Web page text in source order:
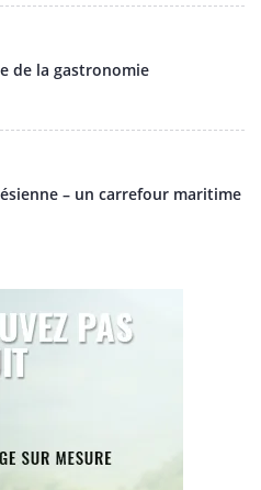
de la gastronomie
– un carrefour maritime